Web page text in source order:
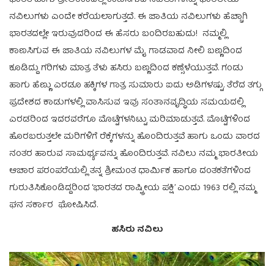
ನವಿಲುಗಳು ಎಂದೇ ಕರೆಯಲಾಗುತ್ತದೆ. ಈ ಜಾತಿಯ ನವಿಲುಗಳು ಹೆಚ್ಚಾಗಿ
ಭಾರತದಲ್ಲೇ ಇರುವುದರಿಂದ ಈ ಹೆಸರು ಬಂದಿರಬಹುದು! ನಮ್ಮಲ್ಲಿ
ಕಾಣಸಿಗುವ ಈ ಜಾತಿಯ ನವಿಲುಗಳ ಮೈ ಗಾಡವಾದ ನೀಲಿ ಬಣ್ಣದಿಂದ
ಕೂಡಿದ್ದು ಗರಿಗಳು ಮಾತ್ರ ತೆಳು ಹಸಿರು ಬಣ್ಣದಿಂದ ಕಣ್ಸೆಳೆಯುತ್ತವೆ. ಗಂಡು
ಹಾಗು ಹೆಣ್ಣು ಎರಡೂ ಹಕ್ಕಿಗಳ ಗಾತ್ರ ಸುಮಾರು ಐದು ಅಡಿಗಳಷ್ಟು. ತೆರೆದ ತಗ್ಗು
ಪ್ರದೇಶದ ಕಾಡುಗಳಲ್ಲಿ ವಾಸಿಸುವ ಇವು ಸಂತಾನವೃದ್ಧಿಯ ಸಮಯದಲ್ಲಿ
ಎರಡರಿಂದ ಇದರವರೆಗೂ ಮೊಟ್ಟೆಗಳನಿಟ್ಟು ಮರಿಮಾಡುತ್ತವೆ. ಮೊಟ್ಟೆಗಳಿಂದ
ಹೊರಬರುತ್ತಲೇ ಮರಿಗಳಿಗೆ ರೆಕ್ಕೆಗಳನ್ನು ಹೊಂದಿರುತ್ತವೆ ಹಾಗು ಒಂದು ವಾರದ
ನಂತರ ಹಾರುವ ಸಾಮರ್ಥ್ಯವನ್ನು ಹೊಂದಿರುತ್ತವೆ. ನವಿಲು ನಮ್ಮ ಭಾರತೀಯ
ಆಚಾರ ಪರಂಪರೆಯಲ್ಲಿ ತನ್ನ ಶ್ರೀಮಂತ ಧಾರ್ಮಿಕ ಹಾಗೂ ದಂತಕತೆಗಳಿಂದ
ಗುರುತಿಸಿಕೊಂಡಿದ್ದರಿಂದ ‘ಭಾರತದ ರಾಷ್ಟ್ರೀಯ ಪಕ್ಷಿ’ ಎಂದು 1963 ರಲ್ಲಿ ನಮ್ಮ
ಘನ ಸರ್ಕಾರ ಘೋಷಿಸಿದೆ.
ಹಸಿರು ನವಿಲು